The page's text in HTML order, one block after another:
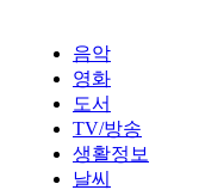
음악
영화
도서
TV/방송
생활정보
날씨